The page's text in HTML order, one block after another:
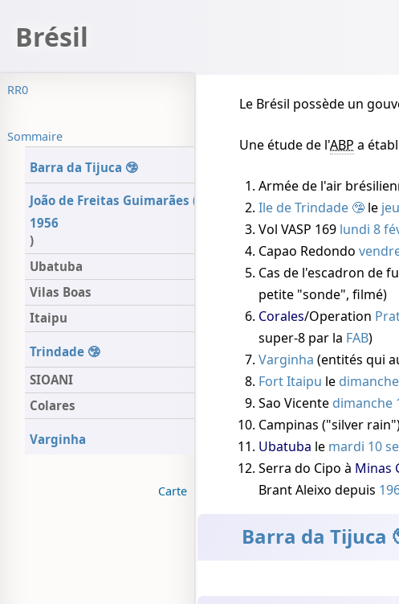
Brésil
RR0
Sommaire
Barra da Tijuca
João de Freitas Guimarães (
1956
)
Ubatuba
Vilas Boas
Itaipu
Trindade
SIOANI
Colares
Varginha
Carte
Le Brésil possède un
Une étude de l'ABP a
Armée de l'air
Ile de Trindade
le
Vol VASP 169 lundi 8
Capao Redondo
Cas de l'escadron de
petite "sonde", filmé)
Corales/Operation
super-8 par la FAB)
Varginha (entités qui
Fort Itaipu le
Sao Vicente dimanche
Campinas ("silver
Ubatuba le mardi 10
Serra do Cipo à Minas
Brant Aleixo depuis
Barra da Tijuca